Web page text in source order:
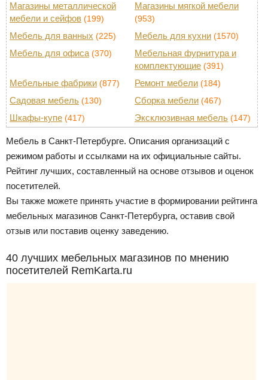
Магазины металлической
мебели и сейфов (199)
Магазины мягкой мебели
(953)
Мебель для ванных (225) Мебель для кухни (1570)
Мебель для офиса (370)
Мебельная фурнитура и
комплектующие (391)
Мебельные фабрики (877) Ремонт мебели (184)
Садовая мебель (130) Сборка мебели (467)
Шкафы-купе (417) Эксклюзивная мебель (147)
Мебель в Санкт-Петербурге. Описания организаций с
режимом работы и ссылками на их официальные сайты.
Рейтинг лучших, составленный на основе отзывов и оценок
посетителей.
Вы также можете принять участие в формировании рейтинга
мебельных магазинов Санкт-Петербурга, оставив свой
отзыв или поставив оценку заведению.
40 лучших мебельных магазинов по мнению
посетителей RemKarta.ru